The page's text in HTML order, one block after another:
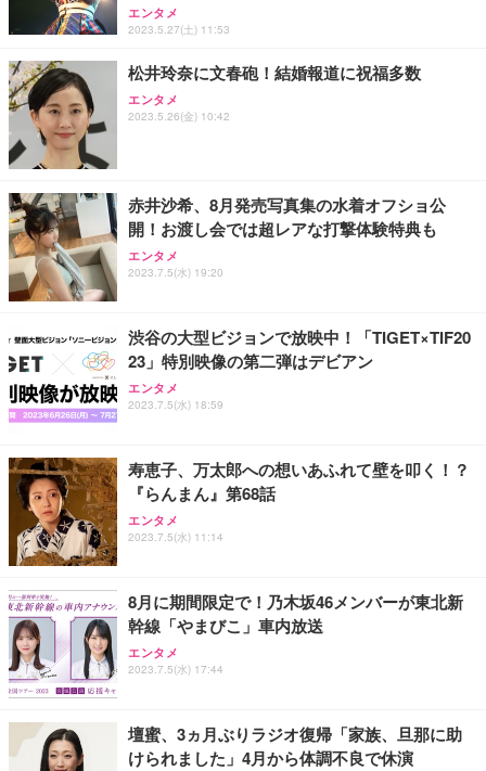
能 人間工学 椅子 腰サポート 90度跳ね上げ式アーム
レスト 3Dヘッドレスト ハンガー付き 高反発クッシ
務用 おしゃれ パソコンチェア (ホワイト)
ANDWINT オフィスチェア デスクチェア 肘なし メ
ッシュ 通気性 ランバーサポート付き 腰サポート ガ
ort/VGA スピーカー内蔵 高さ調整 スイベル VESA対
応 ComfortView ビジネス向け
￥15,800
【MiniLED/24.5inch/280Hz/FHD】GRAPHT THE S
HOOTER Gaming Monitor 24” Essential ゲーミン
超厚型 お徳用 ワイド 100枚入 (x 1) (ケース販売)
アイリスオーヤマ ペットシーツ 超厚型 お徳用 レギ
ュラー 200枚入【Amazon.co.jp限定】
エンタメ
2023.5.27(土) 11:53
松井玲奈に文春砲！結婚報道に祝福多数
エンタメ
2023.5.26(金) 10:42
赤井沙希、8月発売写真集の水着オフショ公
開！お渡し会では超レアな打撃体験特典も
エンタメ
2023.7.5(水) 19:20
渋谷の大型ビジョンで放映中！「TIGET×TIF20
23」特別映像の第二弾はデビアン
エンタメ
2023.7.5(水) 18:59
寿恵子、万太郎への想いあふれて壁を叩く！？
『らんまん』第68話
エンタメ
2023.7.5(水) 11:14
8月に期間限定で！乃木坂46メンバーが東北新
幹線「やまびこ」車内放送
エンタメ
2023.7.5(水) 17:44
壇蜜、3ヵ月ぶりラジオ復帰「家族、旦那に助
けられました」4月から体調不良で休演